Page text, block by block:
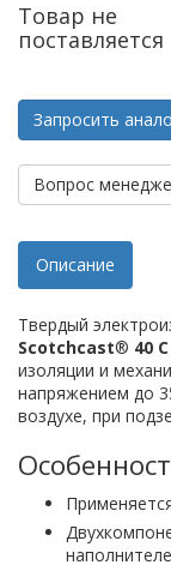
Товар не
поставляется
Запросить
Вопрос
Описание
Твердый
Scotchcast® 40 C
изоляции и
напряжением до
воздухе, при